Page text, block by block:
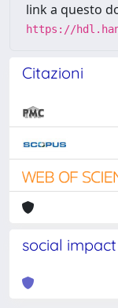
link a questo
https://
Citazioni
social impact